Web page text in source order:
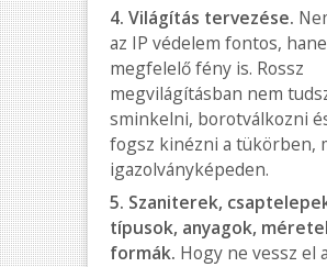
4. Világítás tervezése.
az IP védelem fontos,
megfelelő fény is. Rossz
megvilágításban nem
sminkelni, borotválkozni
fogsz kinézni a tükörben,
igazolványképeden.
5. Szaniterek,
típusok, anyagok,
formák. Hogy ne vessz el a